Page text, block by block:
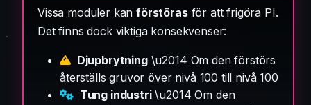
Vissa moduler kanförstörasför att frigöra PI.
Det finns dock viktiga konsekvenser:
Djupbrytning\u2014 Om den förstörs
återställs gruvor över nivå 100 till nivå 100
Tung industri\u2014 Om den